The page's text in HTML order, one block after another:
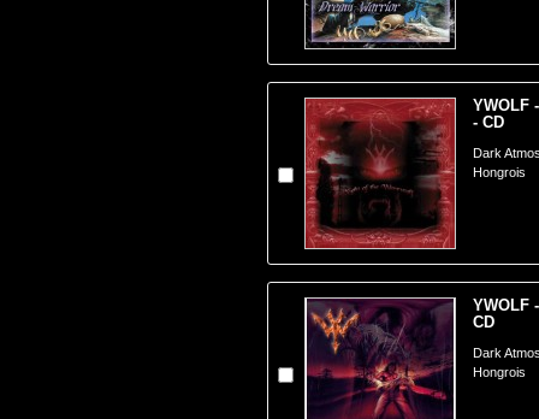
YWOLF
- CD
Dark
Hongrois
YWOLF
CD
Dark
Hongrois